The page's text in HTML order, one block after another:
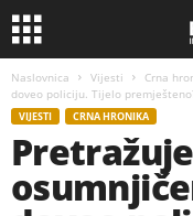
Naslovnica Vijesti Crna
doveo policiju. Tijelo
VIJESTI CRNA HRONIKA